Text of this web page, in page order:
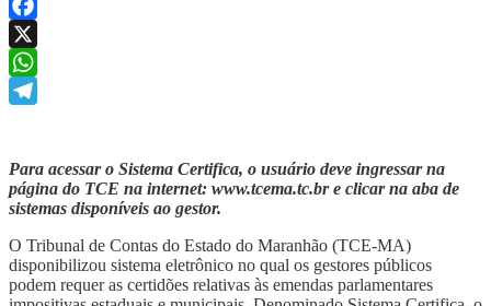
Facebook
X
WhatsApp
Para acessar o Sistema Certifica, o usuário deve ingressar na
página do TCE na internet: www.tcema.tc.br e clicar na aba de
sistemas disponíveis ao gestor.
O Tribunal de Contas do Estado do Maranhão (TCE-MA)
disponibilizou sistema eletrônico no qual os gestores públicos
podem requer as certidões relativas às emendas parlamentares